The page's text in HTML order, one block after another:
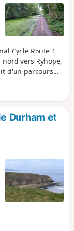
Cycle Route 1,
vers Ryhope,
d'un parcours
bien qu'il ne soit
Durham et